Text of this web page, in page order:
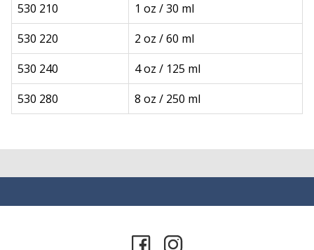
530 210
1 oz / 30 ml
530 220
2 oz / 60 ml
530 240
4 oz / 125 ml
530 280
8 oz / 250 ml